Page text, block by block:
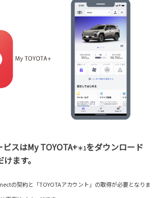
スはMy TOYOTA+＊1をダウンロード
ます。
の契約と「TOYOTAアカウント」の取得が必要となりま